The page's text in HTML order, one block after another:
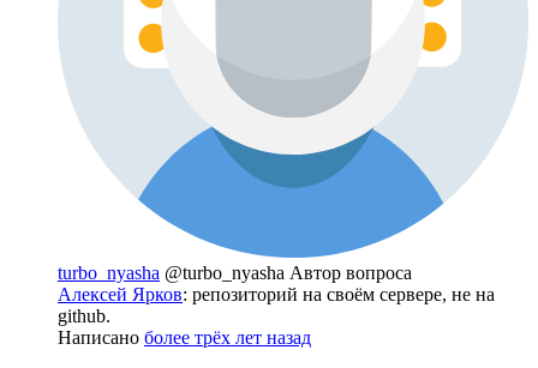
turbo_nyasha @turbo_nyasha Автор вопроса
Алексей Ярков: репозиторий на своём сервере, не на
github.
Написано более трёх лет назад